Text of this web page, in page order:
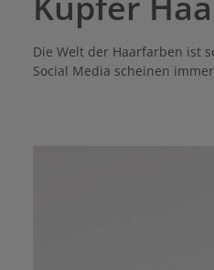
Die Welt der Haarfarben ist
Social Media scheinen